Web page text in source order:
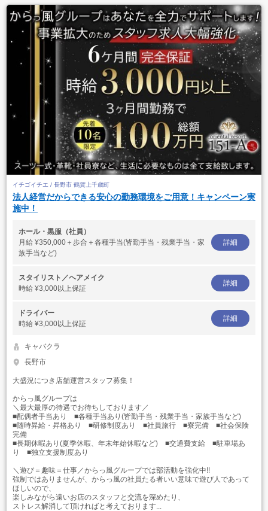
イチゴイチエ / 長野市 鶴賀上千歳町
法人経営だからできる安心の勤務環境をご用意！キャンペーン実
施中！
ホール・黒服（社員）
月給 ¥350,000＋歩合＋各種手当(皆勤手当・残業手当・家
族手当など)
詳細
スタイリスト／ヘアメイク
時給 ¥3,000以上保証
詳細
ドライバー
時給 ¥3,000以上保証
詳細
キャバクラ
長野市
大盛況につき店舗運営スタッフ募集！
からっ風グループは
＼最大最厚の待遇でお待ちしております／
■配偶者手当あり ■各種手当あり(皆勤手当・残業手当・家族手当など)
■随時昇給・昇格あり ■研修制度あり ■社員旅行 ■寮完備 ■社会保険
完備
■長期休暇あり(夏季休暇、年末年始休暇など) ■交通費支給 ■駐車場あ
り ■独立支援制度あり
＼遊び＝趣味＝仕事／からっ風グループでは部活動を強化中!!
強制ではありませんが、からっ風の社員たる者いい意味で遊び人であって
ほしいので、
楽しみながら遠いお店のスタッフと交流を深めたり、
ストレス解消して頂ければと考えております...